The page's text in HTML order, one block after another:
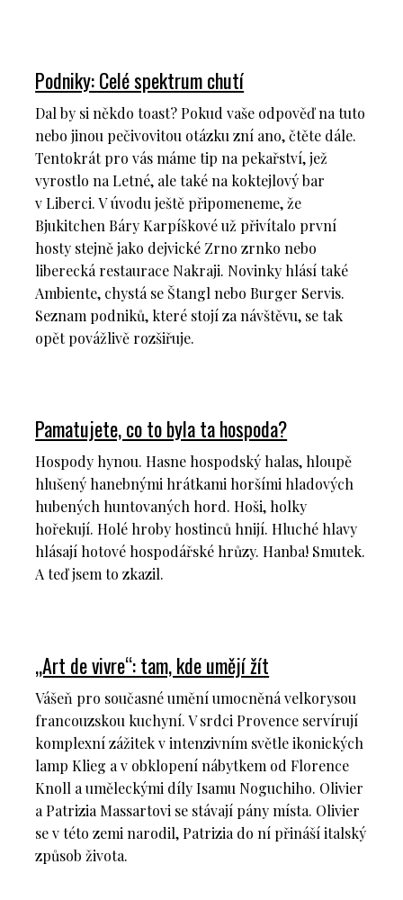
Podniky: Celé spektrum chutí
Dal by si někdo toast? Pokud vaše odpověď na tuto
nebo jinou pečivovitou otázku zní ano, čtěte dále.
Tentokrát pro vás máme tip na pekařství, jež
vyrostlo na Letné, ale také na koktejlový bar
v Liberci. V úvodu ještě připomeneme, že
Bjukitchen Báry Karpíškové už přivítalo první
hosty stejně jako dejvické Zrno zrnko nebo
liberecká restaurace Nakraji. Novinky hlásí také
Ambiente, chystá se Štangl nebo Burger Servis.
Seznam podniků, které stojí za návštěvu, se tak
opět povážlivě rozšiřuje.
Pamatujete, co to byla ta hospoda?
Hospody hynou. Hasne hospodský halas, hloupě
hlušený hanebnými hrátkami horšími hladových
hubených huntovaných hord. Hoši, holky
hořekují. Holé hroby hostinců hnijí. Hluché hlavy
hlásají hotové hospodářské hrůzy. Hanba! Smutek.
A teď jsem to zkazil.
„Art de vivre“: tam, kde umějí žít
Vášeň pro současné umění umocněná velkorysou
francouzskou kuchyní. V srdci Provence servírují
komplexní zážitek v intenzivním světle ikonických
lamp Klieg a v obklopení nábytkem od Florence
Knoll a uměleckými díly Isamu Noguchiho. Olivier
a Patrizia Massartovi se stávají pány místa. Olivier
se v této zemi narodil, Patrizia do ní přináší italský
způsob života.